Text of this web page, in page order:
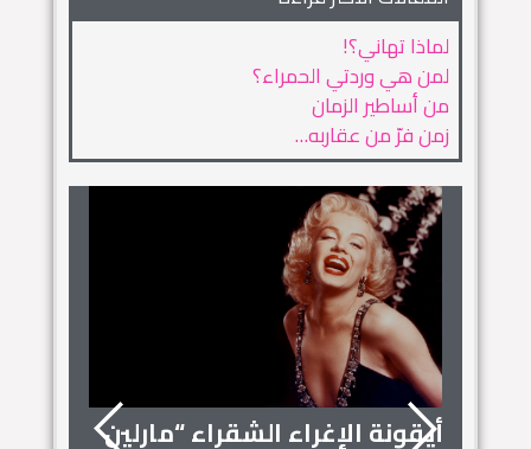
لماذا تهاني؟!
لمن هي وردتي الحمراء؟
من أساطير الزمان
زمن فرّ من عقاربه…
أيقونة الإغراء الشقراء “مارلين